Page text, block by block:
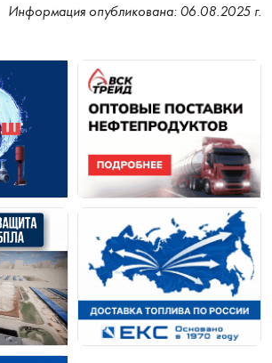
Информация опубликована: 06.08.2025 г.